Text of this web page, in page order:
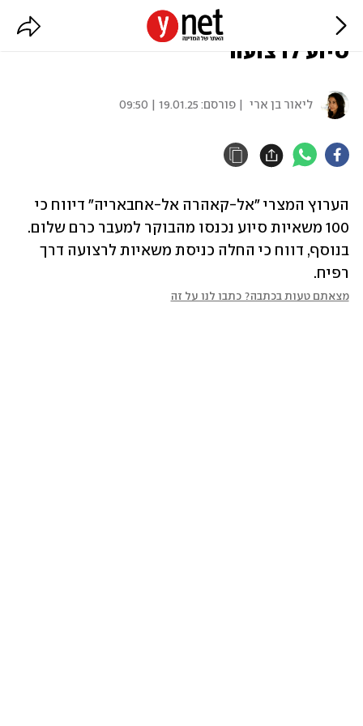
דיווח מצרי: החלה כניסת משאיות
סיוע לרצועה
ליאור בן ארי | פורסם: 19.01.25 | 09:50
רפיח.
מצאתם טעות בכתבה? כתבו לנו על זה